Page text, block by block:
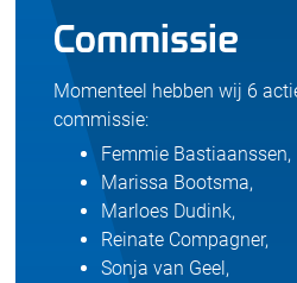
Commissie
Momenteel hebben wij 6
commissie:
Femmie Bastiaanssen,
Marissa Bootsma,
Marloes Dudink,
Reinate Compagner,
Sonja van Geel,